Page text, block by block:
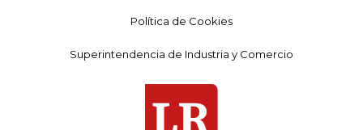
Política de Cookies
Superintendencia de Industria y Comercio